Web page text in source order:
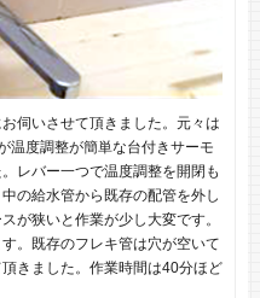
伺いさせて頂きました。元々は
温度調整が簡単な台付きサーモ
レバー一つで温度調整を開閉も
の給水管から既存の配管を外し
が狭いと作業が少し大変です。
。既存のフレキ管は穴が空いて
きました。作業時間は40分ほど